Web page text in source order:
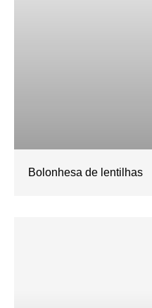
Bolonhesa de lentilhas